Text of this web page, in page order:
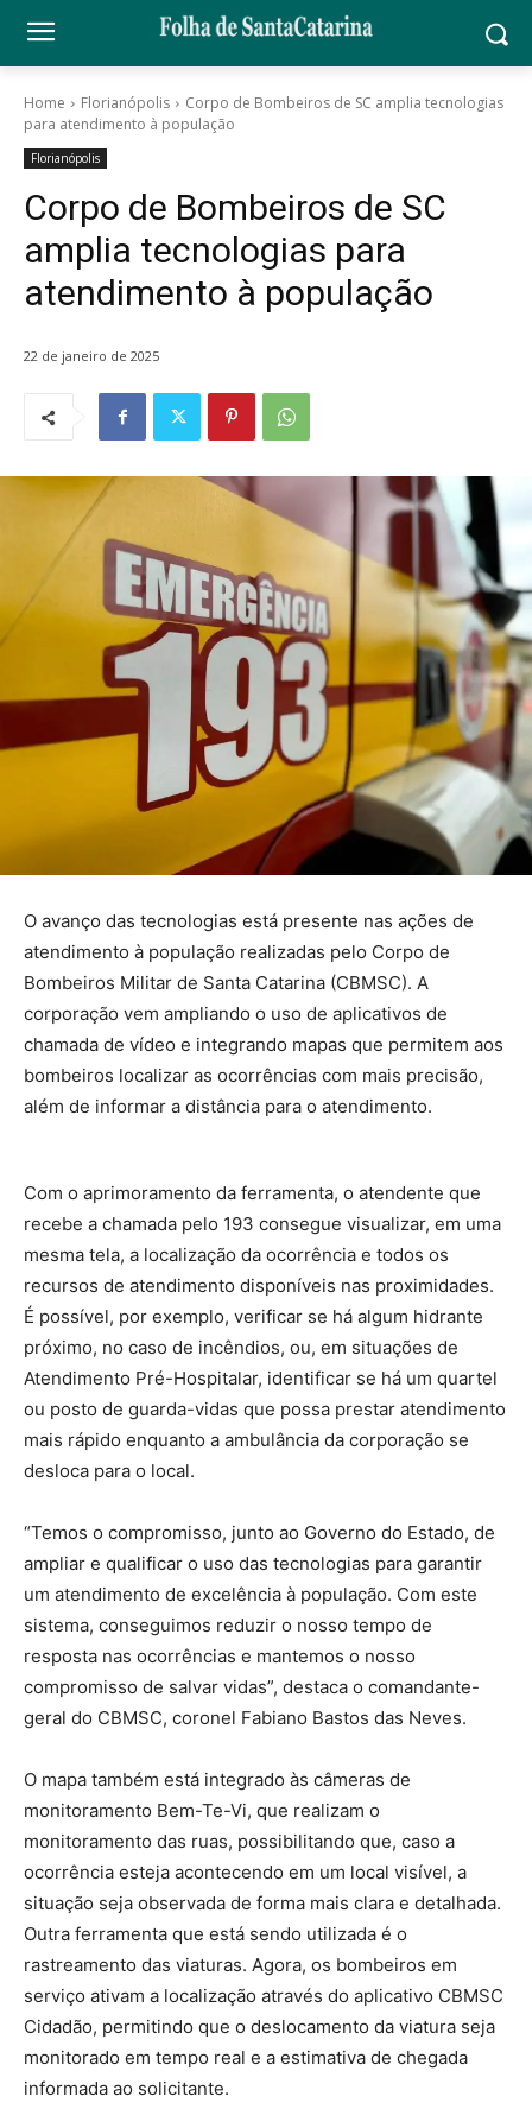
Home Florianópolis
Corpo de Bombeiros de SC amplia tecnologias
para atendimento à população
Florianópolis
Corpo de Bombeiros de SC
amplia tecnologias para
atendimento à população
22 de janeiro de 2025
O avanço das tecnologias está presente nas ações de
atendimento à população realizadas pelo Corpo de
Bombeiros Militar de Santa Catarina (CBMSC). A
corporação vem ampliando o uso de aplicativos de
chamada de vídeo e integrando mapas que permitem aos
bombeiros localizar as ocorrências com mais precisão,
além de informar a distância para o atendimento.
Com o aprimoramento da ferramenta, o atendente que
recebe a chamada pelo 193 consegue visualizar, em uma
mesma tela, a localização da ocorrência e todos os
recursos de atendimento disponíveis nas proximidades.
É possível, por exemplo, verificar se há algum hidrante
próximo, no caso de incêndios, ou, em situações de
Atendimento Pré-Hospitalar, identificar se há um quartel
ou posto de guarda-vidas que possa prestar atendimento
mais rápido enquanto a ambulância da corporação se
desloca para o local.
“Temos o compromisso, junto ao Governo do Estado, de
ampliar e qualificar o uso das tecnologias para garantir
um atendimento de excelência à população. Com este
sistema, conseguimos reduzir o nosso tempo de
resposta nas ocorrências e mantemos o nosso
compromisso de salvar vidas”, destaca o comandante-
geral do CBMSC, coronel Fabiano Bastos das Neves.
O mapa também está integrado às câmeras de
monitoramento Bem-Te-Vi, que realizam o
monitoramento das ruas, possibilitando que, caso a
ocorrência esteja acontecendo em um local visível, a
situação seja observada de forma mais clara e detalhada.
Outra ferramenta que está sendo utilizada é o
rastreamento das viaturas. Agora, os bombeiros em
serviço ativam a localização através do aplicativo CBMSC
Cidadão, permitindo que o deslocamento da viatura seja
monitorado em tempo real e a estimativa de chegada
informada ao solicitante.